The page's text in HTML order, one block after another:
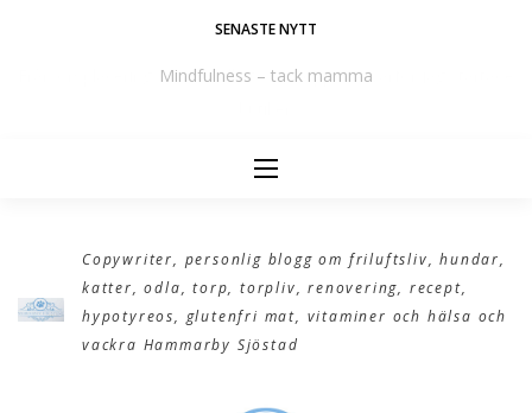
SENASTE NYTT
Mindfulness – tack mamma
Copywriter, personlig blogg om friluftsliv, hundar,
katter, odla, torp, torpliv, renovering, recept,
hypotyreos, glutenfri mat, vitaminer och hälsa och
vackra Hammarby Sjöstad